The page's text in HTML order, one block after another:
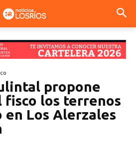
propone
fisco los terrenos
Los Alerzales